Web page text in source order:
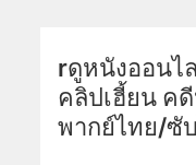
rดูหนังออนไ
คลิปเฮี้ยน ค
พากย์ไทย/ซับ